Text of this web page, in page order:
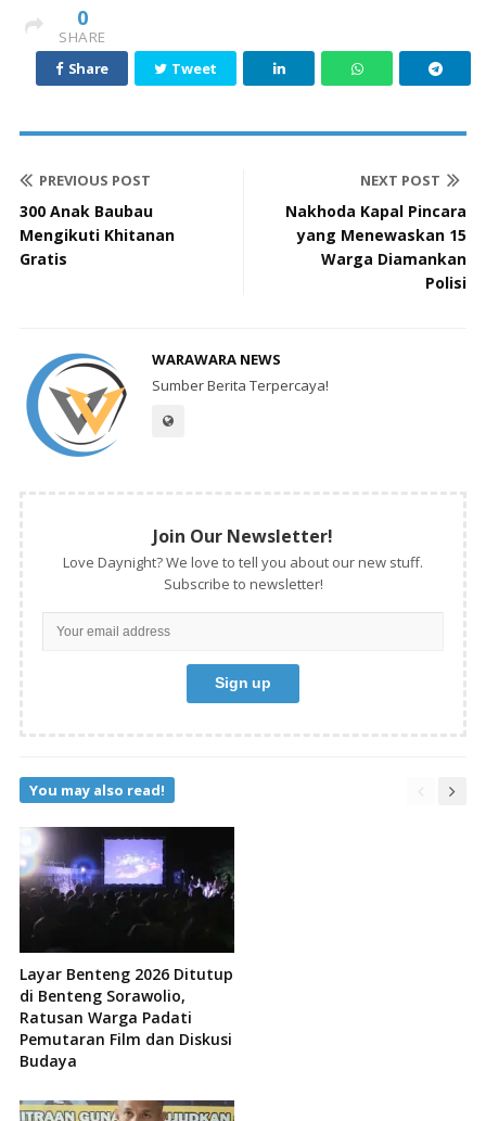
0
SHARE
Share
Tweet
PREVIOUS POST
300 Anak Baubau
Mengikuti Khitanan
Gratis
NEXT POST
Nakhoda Kapal Pincara
yang Menewaskan 15
Warga Diamankan
Polisi
WARAWARA NEWS
Sumber Berita Terpercaya!
Join Our Newsletter!
Love Daynight? We love to tell you about our new stuff.
Subscribe to newsletter!
You may also read!
Layar Benteng 2026 Ditutup
di Benteng Sorawolio,
Ratusan Warga Padati
Pemutaran Film dan Diskusi
Budaya